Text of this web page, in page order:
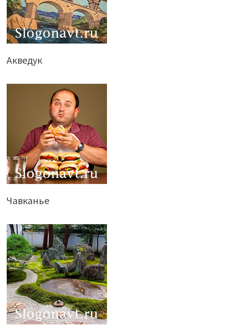
Акведук
Чавканье